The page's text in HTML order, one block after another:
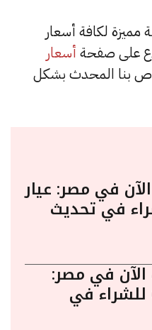
تغطية مميزة لكافة أسعار
على صفحة أسعار
بنا المحدث بشكل
في مصر: عيار
6730 للشراء في تحديث
الآن في مصر:
عيار 24 يسجل 6745 للشراء في